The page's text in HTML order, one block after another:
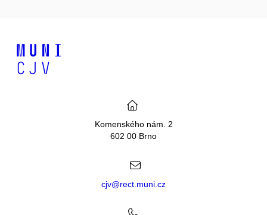
Komenského nám. 2
602 00 Brno
cjv@rect.muni.cz